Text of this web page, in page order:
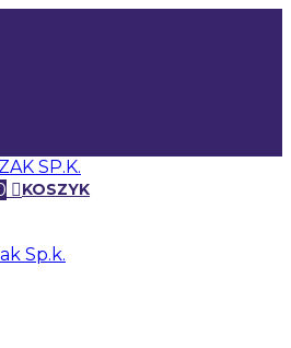
KOSZYK